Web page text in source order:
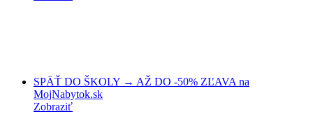
SPÄŤ DO ŠKOLY → AŽ DO -50% ZĽAVA na
MojNabytok.sk
Zobraziť